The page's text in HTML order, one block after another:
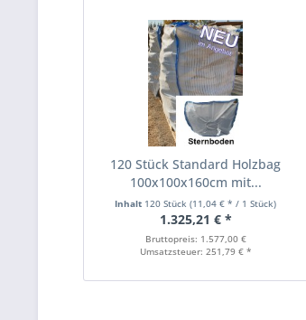
120 Stück Standard Holzbag
100x100x160cm mit...
Inhalt 120 Stück(11,04 € * / 1 Stück)
1.325,21 € *
Bruttopreis: 1.577,00 €
Umsatzsteuer: 251,79 € *